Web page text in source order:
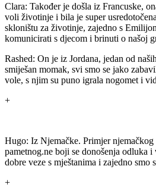
Clara: Također je došla iz Francuske,
voli životinje i bila je super
skloništu za životinje, zajedno s
komunicirati s djecom i brinuti o našoj
Rashed: On je iz Jordana, jedan od
smiješan momak, svi smo se jako
vole, s njim su puno igrala nogomet i
+
Hugo: Iz Njemačke. Primjer
pametnog.ne boji se donošenja odluka
dobre veze s mještanima i zajedno smo
+